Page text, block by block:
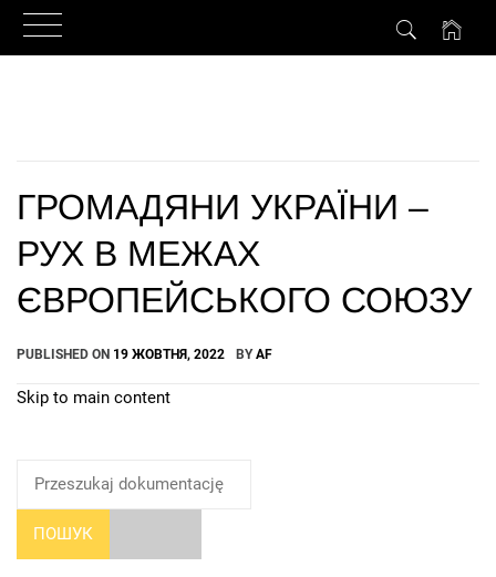
ГРОМАДЯНИ УКРАЇНИ –
РУХ В МЕЖАХ
ЄВРОПЕЙСЬКОГО СОЮЗУ
PUBLISHED ON 19 ЖОВТНЯ, 2022 BYAF
Skip to main content
ПОШУК